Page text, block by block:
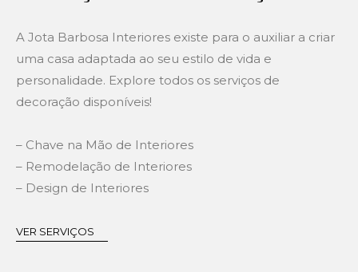
A Jota Barbosa Interiores existe para o auxiliar a criar
uma casa adaptada ao seu estilo de vida e
personalidade. Explore todos os serviços de
decoração disponíveis!
– Chave na Mão de Interiores
– Remodelação de Interiores
– Design de Interiores
VER SERVIÇOS